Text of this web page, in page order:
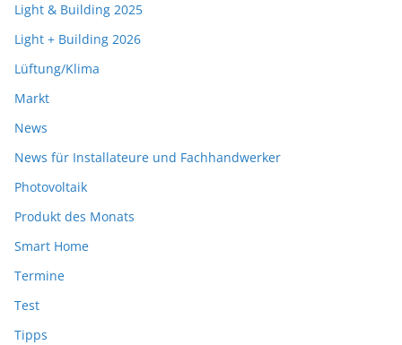
Light & Building 2025
Light + Building 2026
Lüftung/Klima
Markt
News
News für Installateure und Fachhandwerker
Photovoltaik
Produkt des Monats
Smart Home
Termine
Test
Tipps